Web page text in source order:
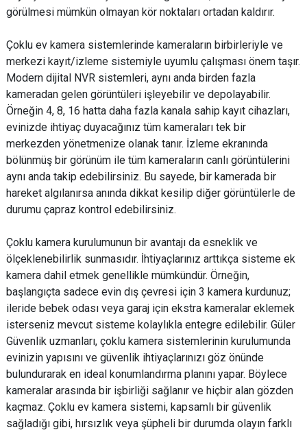
görülmesi mümkün olmayan kör noktaları ortadan kaldırır.
Çoklu ev kamera sistemlerinde kameraların birbirleriyle ve
merkezi kayıt/izleme sistemiyle uyumlu çalışması önem taşır.
Modern dijital NVR sistemleri, aynı anda birden fazla
kameradan gelen görüntüleri işleyebilir ve depolayabilir.
Örneğin 4, 8, 16 hatta daha fazla kanala sahip kayıt cihazları,
evinizde ihtiyaç duyacağınız tüm kameraları tek bir
merkezden yönetmenize olanak tanır. İzleme ekranında
bölünmüş bir görünüm ile tüm kameraların canlı görüntülerini
aynı anda takip edebilirsiniz. Bu sayede, bir kamerada bir
hareket algılanırsa anında dikkat kesilip diğer görüntülerle de
durumu çapraz kontrol edebilirsiniz.
Çoklu kamera kurulumunun bir avantajı da esneklik ve
ölçeklenebilirlik sunmasıdır. İhtiyaçlarınız arttıkça sisteme ek
kamera dahil etmek genellikle mümkündür. Örneğin,
başlangıçta sadece evin dış çevresi için 3 kamera kurdunuz;
ileride bebek odası veya garaj için ekstra kameralar eklemek
isterseniz mevcut sisteme kolaylıkla entegre edilebilir. Güler
Güvenlik uzmanları, çoklu kamera sistemlerinin kurulumunda
evinizin yapısını ve güvenlik ihtiyaçlarınızı göz önünde
bulundurarak en ideal konumlandırma planını yapar. Böylece
kameralar arasında bir işbirliği sağlanır ve hiçbir alan gözden
kaçmaz. Çoklu ev kamera sistemi, kapsamlı bir güvenlik
sağladığı gibi, hırsızlık veya şüpheli bir durumda olayın farklı